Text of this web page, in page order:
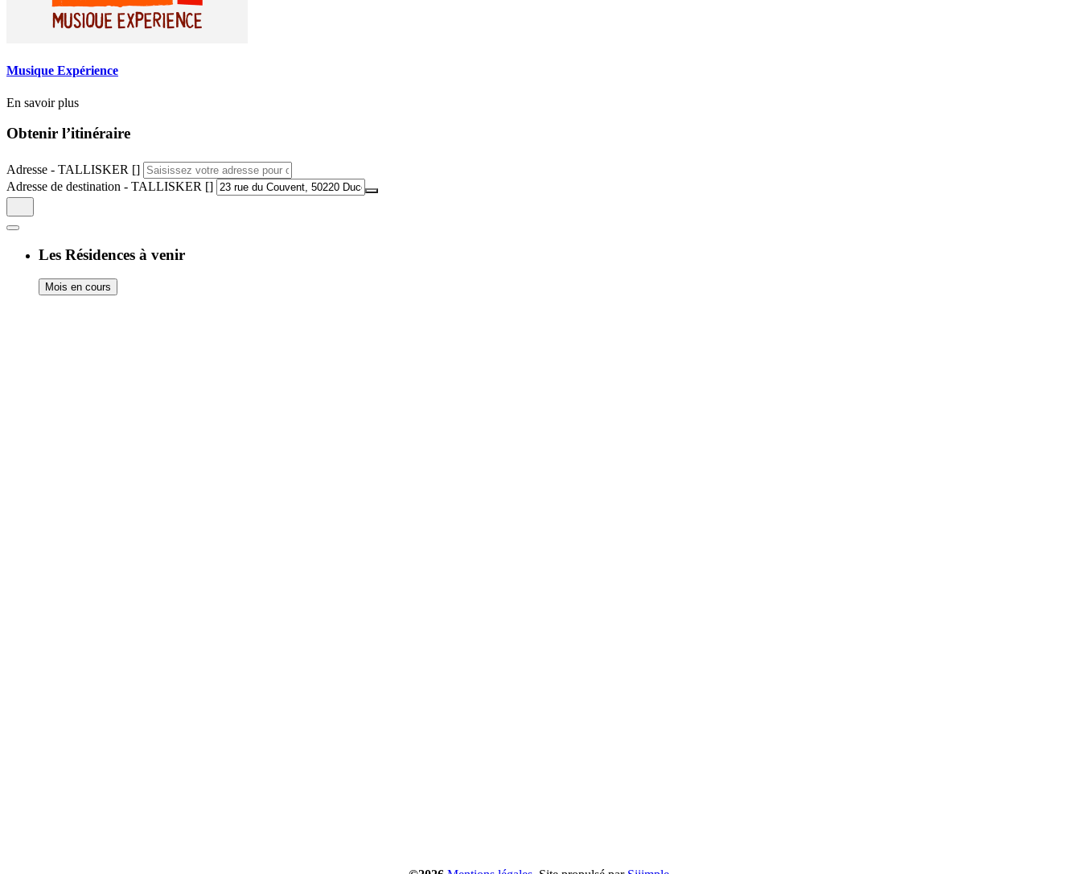
Musique Expérience
En savoir plus
Obtenir l’itinéraire
Adresse - TALLISKER []
Adresse de destination - TALLISKER []
Les Résidences à venir
Mois en cours